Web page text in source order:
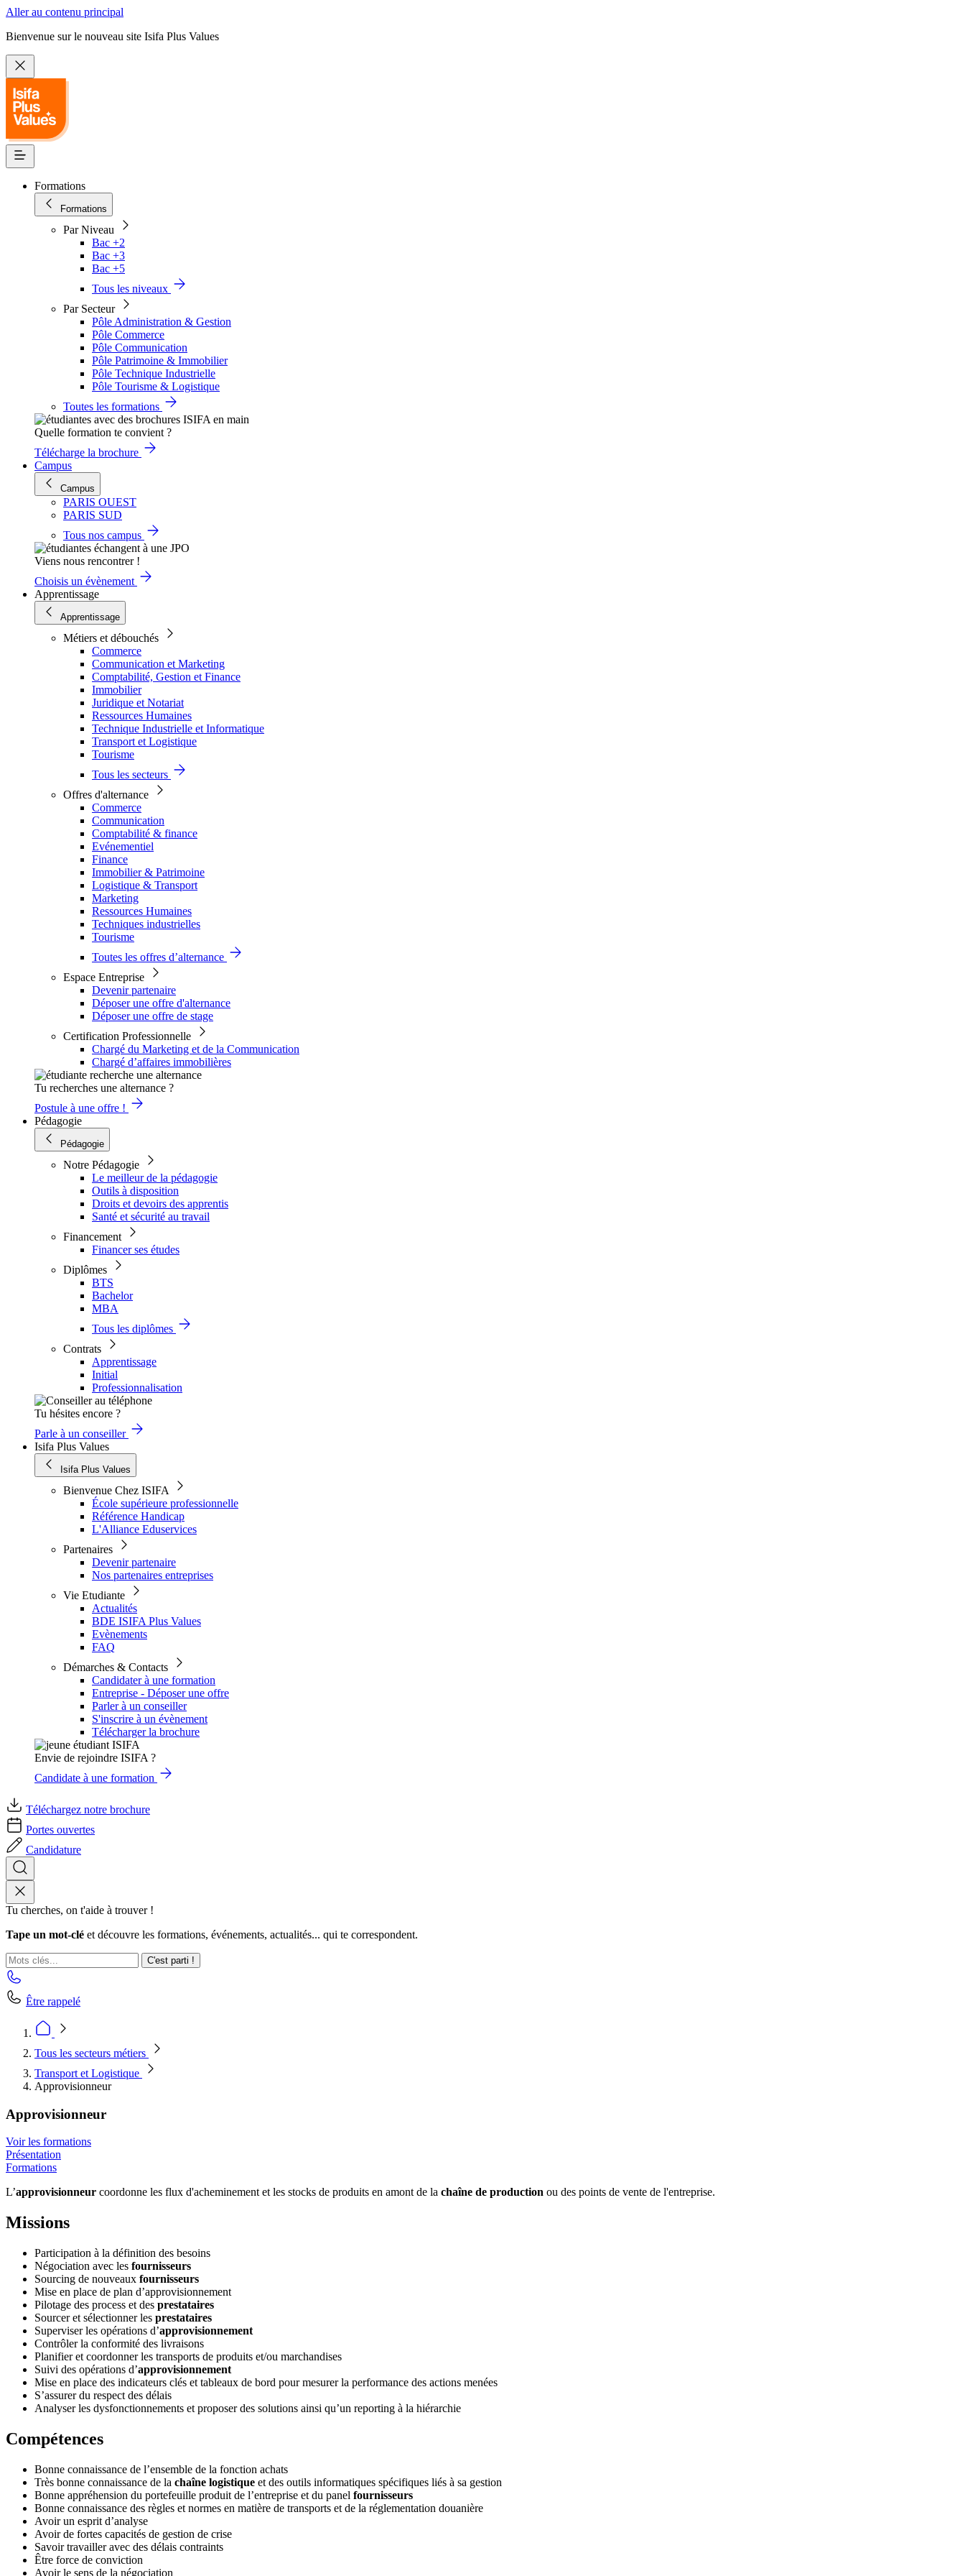
Aller au contenu principal
Bienvenue sur le nouveau site Isifa Plus Values
Formations
Formations
Par Niveau
Bac +2
Bac +3
Bac +5
Tous les niveaux
Par Secteur
Pôle Administration & Gestion
Pôle Commerce
Pôle Communication
Pôle Patrimoine & Immobilier
Pôle Technique Industrielle
Pôle Tourisme & Logistique
Toutes les formations
Quelle formation te convient ?
Télécharge la brochure
Campus
Campus
PARIS OUEST
PARIS SUD
Tous nos campus
Viens nous rencontrer !
Choisis un évènement
Apprentissage
Apprentissage
Métiers et débouchés
Commerce
Communication et Marketing
Comptabilité, Gestion et Finance
Immobilier
Juridique et Notariat
Ressources Humaines
Technique Industrielle et Informatique
Transport et Logistique
Tourisme
Tous les secteurs
Offres d'alternance
Commerce
Communication
Comptabilité & finance
Evénementiel
Finance
Immobilier & Patrimoine
Logistique & Transport
Marketing
Ressources Humaines
Techniques industrielles
Tourisme
Toutes les offres d’alternance
Espace Entreprise
Devenir partenaire
Déposer une offre d'alternance
Déposer une offre de stage
Certification Professionnelle
Chargé du Marketing et de la Communication
Chargé d’affaires immobilières
Tu recherches une alternance ?
Postule à une offre !
Pédagogie
Pédagogie
Notre Pédagogie
Le meilleur de la pédagogie
Outils à disposition
Droits et devoirs des apprentis
Santé et sécurité au travail
Financement
Financer ses études
Diplômes
BTS
Bachelor
MBA
Tous les diplômes
Contrats
Apprentissage
Initial
Professionnalisation
Tu hésites encore ?
Parle à un conseiller
Isifa Plus Values
Isifa Plus Values
Bienvenue Chez ISIFA
École supérieure professionnelle
Référence Handicap
L'Alliance Eduservices
Partenaires
Devenir partenaire
Nos partenaires entreprises
Vie Etudiante
Actualités
BDE ISIFA Plus Values
Evènements
FAQ
Démarches & Contacts
Candidater à une formation
Entreprise - Déposer une offre
Parler à un conseiller
S'inscrire à un évènement
Télécharger la brochure
Envie de rejoindre ISIFA ?
Candidate à une formation
Téléchargez notre brochure
Portes ouvertes
Candidature
Tu cherches, on t'aide à trouver !
Tape un mot-clé et découvre les formations, événements, actualités... qui te correspondent.
C'est parti !
Être rappelé
Tous les secteurs métiers
Transport et Logistique
Approvisionneur
Approvisionneur
Voir les formations
Présentation
Formations
L’approvisionneur coordonne les flux d'acheminement et les stocks de produits en amont de la chaîne de production ou des points de vente de l'entreprise.
Missions
Participation à la définition des besoins
Négociation avec les fournisseurs
Sourcing de nouveaux fournisseurs
Mise en place de plan d’approvisionnement
Pilotage des process et des prestataires
Sourcer et sélectionner les prestataires
Superviser les opérations d’approvisionnement
Contrôler la conformité des livraisons
Planifier et coordonner les transports de produits et/ou marchandises
Suivi des opérations d’approvisionnement
Mise en place des indicateurs clés et tableaux de bord pour mesurer la performance des actions menées
S’assurer du respect des délais
Analyser les dysfonctionnements et proposer des solutions ainsi qu’un reporting à la hiérarchie
Compétences
Bonne connaissance de l’ensemble de la fonction achats
Très bonne connaissance de la chaîne logistique et des outils informatiques spécifiques liés à sa gestion
Bonne appréhension du portefeuille produit de l’entreprise et du panel fournisseurs
Bonne connaissance des règles et normes en matière de transports et de la réglementation douanière
Avoir un esprit d’analyse
Avoir de fortes capacités de gestion de crise
Savoir travailler avec des délais contraints
Être force de conviction
Avoir le sens de la négociation